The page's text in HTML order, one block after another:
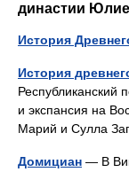
династии
История
История
Республиканский
и экспансия на
Марий и Сулла
Домициан — В